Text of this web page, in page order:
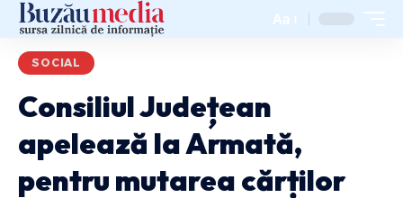
Aa
SOCIAL
Consiliul Județean
apelează la Armată,
pentru mutarea cărților